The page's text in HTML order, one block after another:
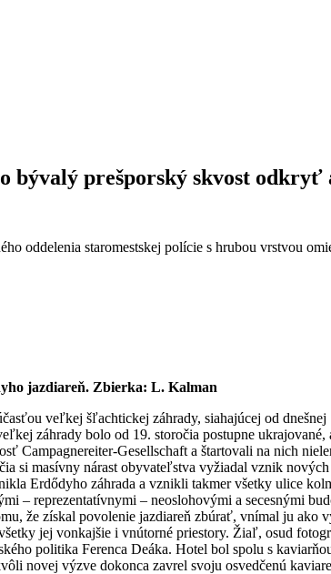
bývalý prešporský skvost
oddelenia staromestskej polície s hrubou vrstvou
jazdiareň. Zbierka: L. Kalman
veľkej šľachtickej záhrady, siahajúcej od
záhrady bolo od 19. storočia postupne ukrajované,
Campagnereiter-Gesellschaft a štartovali na nich
si masívny nárast obyvateľstva vyžiadal vznik
Erdődyho záhrada a vznikli takmer všetky ulice
– reprezentatívnymi – neoslohovými a secesnými
že získal povolenie jazdiareň zbúrať, vnímal ju ako
jej vonkajšie i vnútorné priestory. Žiaľ, osud
politika Ferenca Deáka. Hotel bol spolu s
novej výzve dokonca zavrel svoju osvedčenú